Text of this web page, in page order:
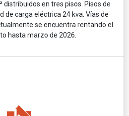
distribuidos en tres pisos. Pisos de
de carga eléctrica 24 kva. Vías de
se encuentra rentando el
hasta marzo de 2026.